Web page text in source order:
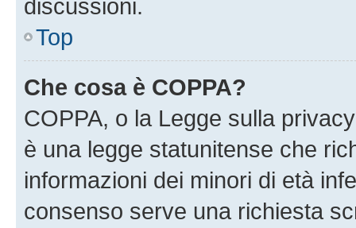
discussioni.
Top
Che cosa è COPPA?
COPPA, o la Legge sulla
è una legge statunitense che
informazioni dei minori di età
consenso serve una richiesta